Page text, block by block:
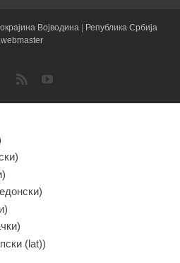
Војводина
Република Србија
webmaster
Facebook
Rss YouTube
)
)
)
)
)
(lat))